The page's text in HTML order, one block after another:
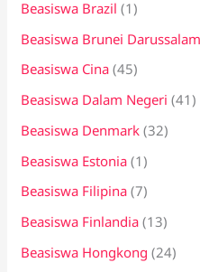
Beasiswa Brazil (1)
Beasiswa Brunei Darussalam
Beasiswa Cina (45)
Beasiswa Dalam Negeri (41)
Beasiswa Denmark (32)
Beasiswa Estonia (1)
Beasiswa Filipina (7)
Beasiswa Finlandia (13)
Beasiswa Hongkong (24)